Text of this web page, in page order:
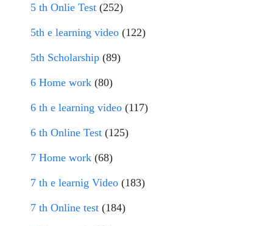
5 th Onlie Test (252)
5th e learning video (122)
5th Scholarship (89)
6 Home work (80)
6 th e learning video (117)
6 th Online Test (125)
7 Home work (68)
7 th e learnig Video (183)
7 th Online test (184)